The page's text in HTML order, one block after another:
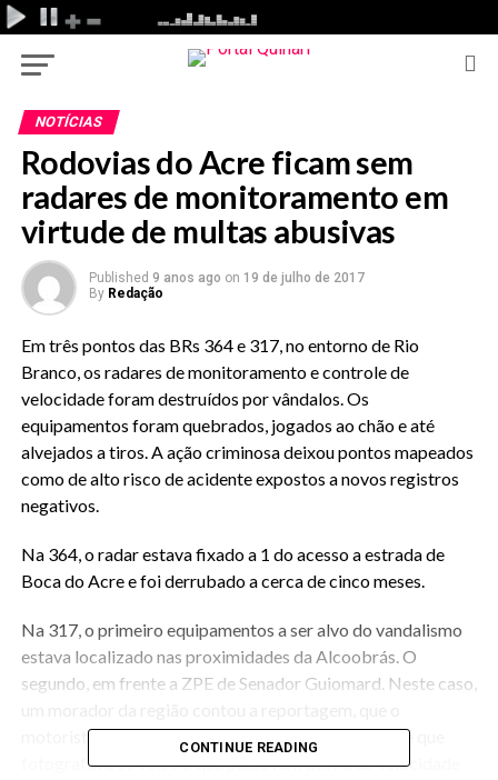
NOTÍCIAS
Rodovias do Acre ficam sem
radares de monitoramento em
virtude de multas abusivas
Published 9 anos ago on 19 de julho de 2017
By Redação
Em três pontos das BRs 364 e 317, no entorno de Rio
Branco, os radares de monitoramento e controle de
velocidade foram destruídos por vândalos. Os
equipamentos foram quebrados, jogados ao chão e até
alvejados a tiros. A ação criminosa deixou pontos mapeados
como de alto risco de acidente expostos a novos registros
negativos.
Na 364, o radar estava fixado a 1 do acesso a estrada de
Boca do Acre e foi derrubado a cerca de cinco meses.
Na 317, o primeiro equipamentos a ser alvo do vandalismo
estava localizado nas proximidades da Alcoobrás. O
segundo, em frente a ZPE de Senador Guiomard. Neste caso,
motorista de um caminhão deu ré e derrubou a torre que
fotografava os veículo que passavam acima da velocidade
CONTINUE READING